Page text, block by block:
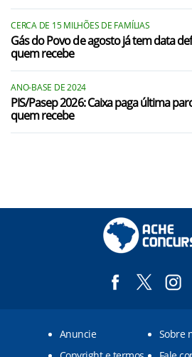
CERCA DE 15 MILHÕES DE FAMÍLIAS
Gás do Povo de agosto já tem data
quem recebe
ANO-BASE DE 2024
PIS/Pasep 2026: Caixa paga última
quem recebe
Anuncie
Sobre